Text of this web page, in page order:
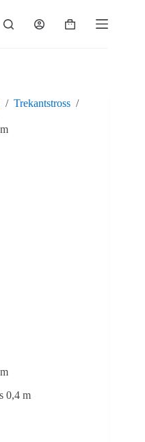
Varukorg
/ Trekantstross /